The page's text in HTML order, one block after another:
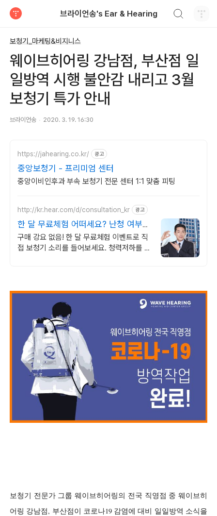
브라이언송's Ear & Hearing
보청기_마케팅&비지니스
웨이브히어링 강남점, 부산점 일
일방역 시행 불안감 내리고 3월
보청기 특가 안내
브라이언송 2020. 3. 19. 16:30
https://jahearing.co.kr/ 광고
중앙보청기 - 프리미엄 센터
중앙이비인후과 부속 보청기 전문 센터 1:1 맞춤 피팅
http://kr.hear.com/d/consultation_kr 광고
한 달 무료체험 어떠세요? 난청 여부
알려주는 무료체험
구매 강요 없음! 한 달 무료체험 이벤트로 직
접 보청기 소리를 들어보세요. 청력저하를 보
보청기 전문가 그룹 웨이브히어링의 전국 직영점 중 웨이브히
어링 강남점, 부산점이 코로나19 감염에 대비 일일방역 소식을